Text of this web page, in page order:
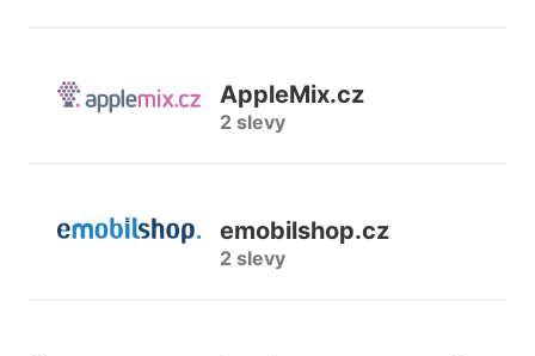
AppleMix.cz
2 slevy
emobilshop.cz
2 slevy